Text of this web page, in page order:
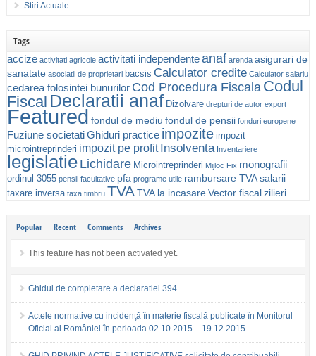
Stiri Actuale
Tags
accize activitati agricole activitati independenteanaf arenda asigurari de
sanatate asociatii de proprietari bacsis Calculator credite Calculator salariu
cedarea folosintei bunurilor Cod Procedura Fiscala Codul
Fiscal Declaratii anaf Dizolvare drepturi de autor export
Featured fondul de mediu fondul de pensii fonduri europene
Fuziune societatiGhiduri practice impozite impozit
microintreprinderi impozit pe profit Insolventa Inventariere
legislatieLichidare Microintreprinderi Mijloc Fix monografii
ordinul 3055 pensii facultative pfa programe utile rambursare TVAsalarii
taxare inversa taxa timbru TVATVA la incasareVector fiscalzilieri
Popular Recent Comments Archives
This feature has not been activated yet.
Ghidul de completare a declaratiei 394
Actele normative cu incidenţă în materie fiscală publicate în Monitorul
Oficial al României în perioada 02.10.2015 – 19.12.2015